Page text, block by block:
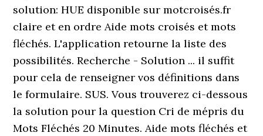
solution: HUE disponible sur motcroisés.fr
claire et en ordre Aide mots croisés et mots
fléchés. L'application retourne la liste des
possibilités. Recherche - Solution ... il suffit
pour cela de renseigner vos définitions dans
le formulaire. SUS. Vous trouverez ci-dessous
la solution pour la question Cri de mépris du
Mots Fléchés 20 Minutes. Aide mots fléchés et